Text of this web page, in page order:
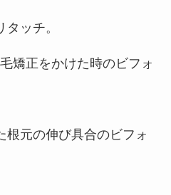
ッチ。
矯正をかけた時のビフォ
根元の伸び具合のビフォ